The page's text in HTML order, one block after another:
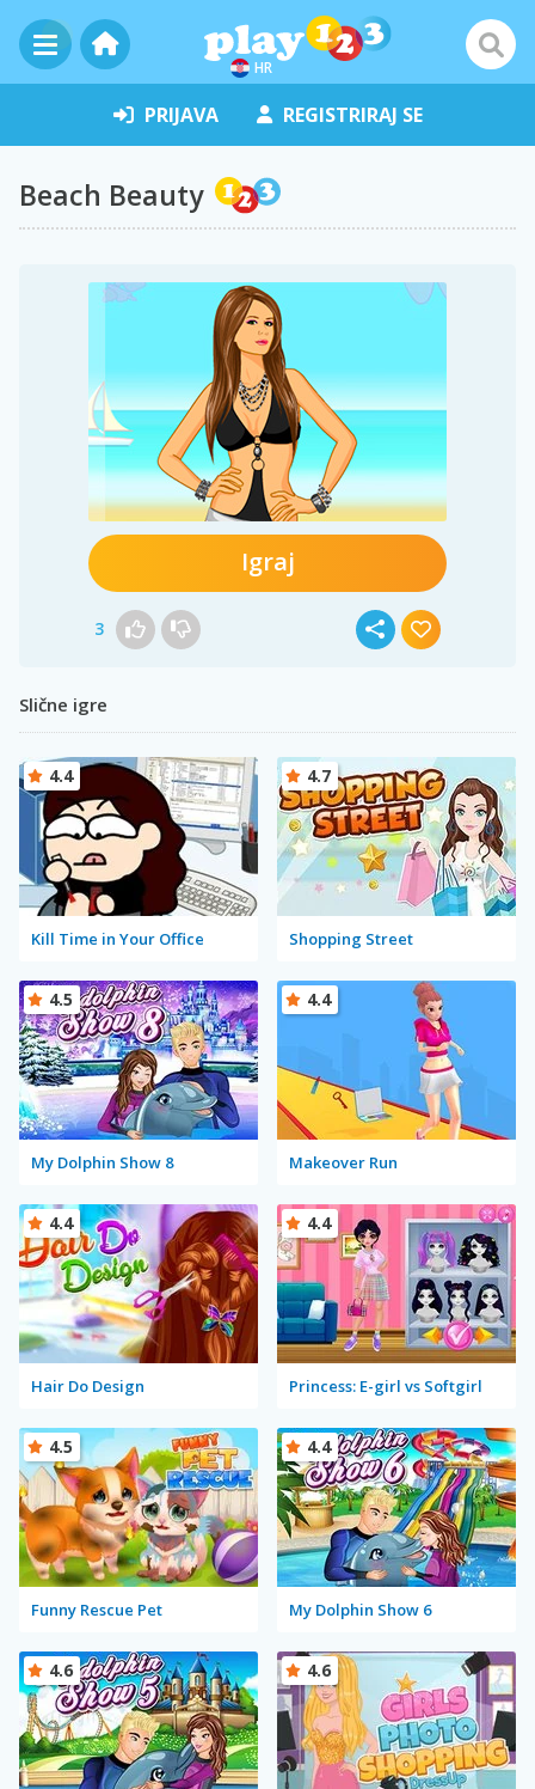
HR
PRIJAVA REGISTRIRAJ SE
Beach Beauty
Igraj
3
Slične igre
Kill Time in Your Office
4.4
Shopping Street
4.7
My Dolphin Show 8
4.5
Makeover Run
4.4
Hair Do Design
4.4
Princess: E-girl vs Softgirl
4.4
Funny Rescue Pet
4.5
My Dolphin Show 6
4.4
4.6 4.6